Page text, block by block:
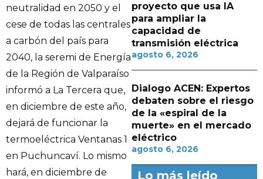
neutralidad en 2050 y el
cese de todas las centrales
a carbón del país para
2040, la seremi de Energía
de la Región de Valparaíso
informó a La Tercera que,
en diciembre de este año,
dejará de funcionar la
termoeléctrica Ventanas 1
en Puchuncaví. Lo mismo
hará, en diciembre de
proyecto que usa IA
para ampliar la
capacidad de
transmisión eléctrica
agosto 6, 2026
Dialogo ACEN: Expertos
debaten sobre el riesgo
de la «espiral de la
muerte» en el mercado
eléctrico
agosto 6, 2026
Lo más leído